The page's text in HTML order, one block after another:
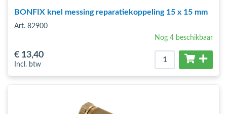
BONFIX knel messing reparatiekoppeling 15 x 15 mm
Art. 82900
Nog 4 beschikbaar
€ 13,40
Incl. btw